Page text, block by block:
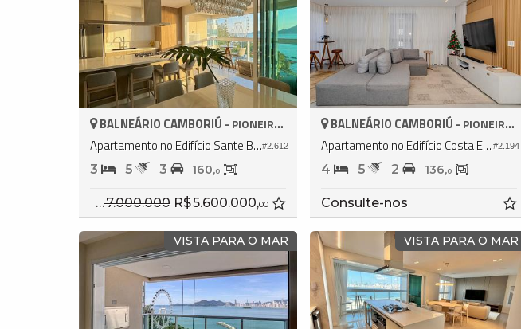
#2.612
BALNEÁRIO CAMBORIÚ - PIONEIROS
Apartamento no Edifício Sante By Embraed
3 5 3 160,0
R$ 7.000.000 R$ 5.600.000,00
#2.194
BALNEÁRIO CAMBORIÚ - PIONEIROS
Apartamento no Edifício Costa Esmeralda Residence
4 5 2 136,0
Consulte-nos
VISTA PARA O MAR VISTA PARA O MAR